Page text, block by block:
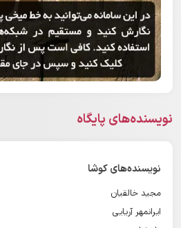
نویسنده‌های پایگاه
نویسنده‌های کوشا
مجید خالقیان
ایرانمهر آریایی